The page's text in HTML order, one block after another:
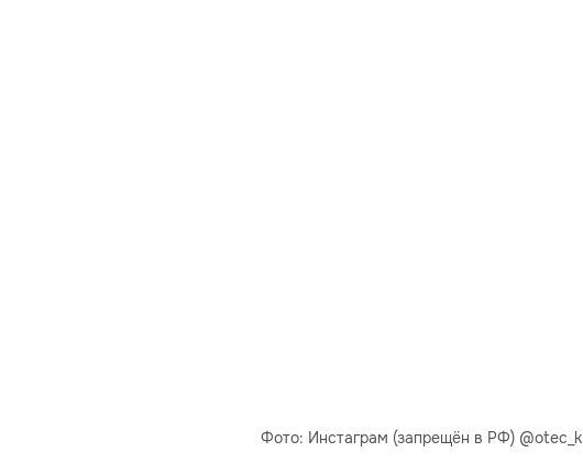
Фото: Инстаграм (запрещён в РФ)